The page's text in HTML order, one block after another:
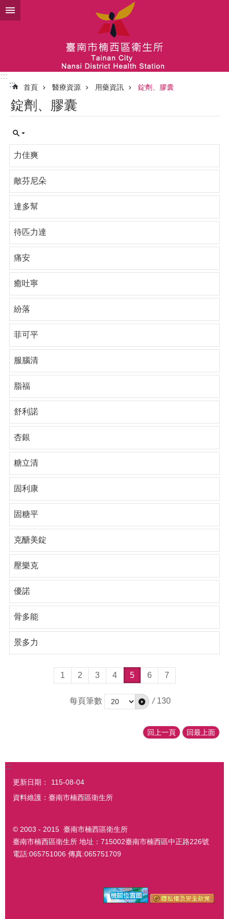
跳到主要內容區塊
:::
:::
首頁 醫療資源 用藥資訊 錠劑、膠囊
錠劑、膠囊
力佳爽
敵芬尼朵
達多幫
待匹力達
痛安
癒吐寧
紛落
菲可平
服腦清
脂福
舒利諾
杏銀
糖立清
固利康
固糖平
克醣美錠
壓樂克
優諾
骨多能
景多力
1 2 3 4 5 6 7
每頁筆數 / 130
回上一頁 回最上面
:::
更新日期：
115-08-04
資料維護：臺南市楠西區衛生所
© 2003 - 2015 臺南市楠西區衛生所
臺南市楠西區衛生所 地址：715002臺南市楠西區中正路226號
電話:065751006 傳真:065751709